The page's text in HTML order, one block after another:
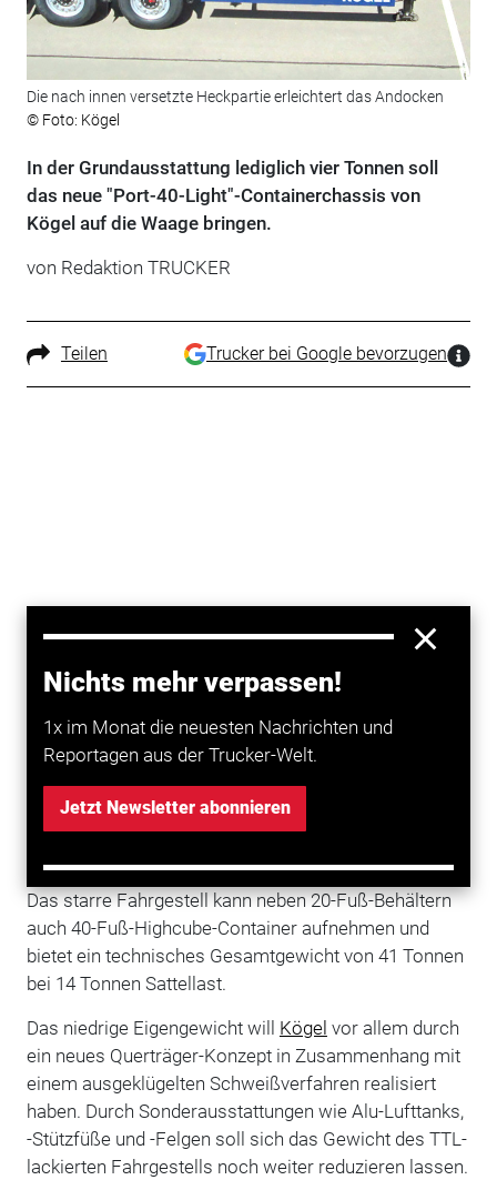
Die nach innen versetzte Heckpartie erleichtert das Andocken
© Foto: Kögel
In der Grundausstattung lediglich vier Tonnen soll
das neue "Port-40-Light"-Containerchassis von
Kögel auf die Waage bringen.
von Redaktion TRUCKER
Teilen Trucker bei Google bevorzugen
Nichts mehr verpassen!
1x im Monat die neuesten Nachrichten und
Reportagen aus der Trucker-Welt.
Jetzt Newsletter abonnieren
Das starre Fahrgestell kann neben 20-Fuß-Behältern
auch 40-Fuß-Highcube-Container aufnehmen und
bietet ein technisches Gesamtgewicht von 41 Tonnen
bei 14 Tonnen Sattellast.
Das niedrige Eigengewicht will Kögel vor allem durch
ein neues Querträger-Konzept in Zusammenhang mit
einem ausgeklügelten Schweißverfahren realisiert
haben. Durch Sonderausstattungen wie Alu-Lufttanks,
-Stützfüße und -Felgen soll sich das Gewicht des TTL-
lackierten Fahrgestells noch weiter reduzieren lassen.